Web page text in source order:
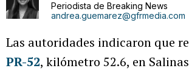
Periodista de Breaking News
andrea.guemarez@gfrmedia.com
Las autoridades indicaron que
PR-52, kilómetro 52.6, en